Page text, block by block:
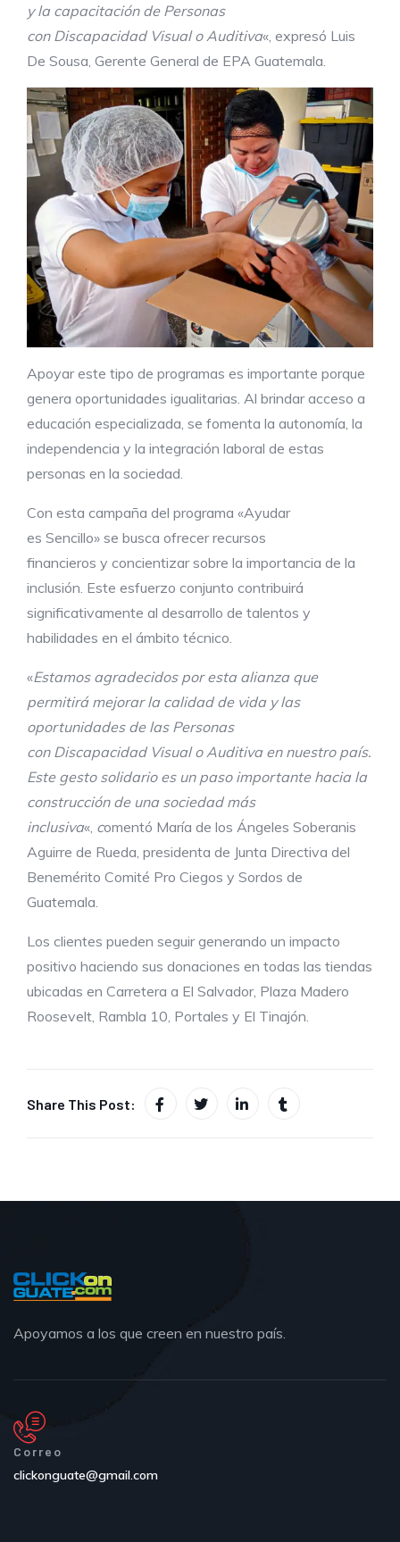
y la capacitación de Personas
con Discapacidad Visual o Auditiva«, expresó Luis
De Sousa, Gerente General de EPA Guatemala.
Apoyar este tipo de programas es importante porque
genera oportunidades igualitarias. Al brindar acceso a
educación especializada, se fomenta la autonomía, la
independencia y la integración laboral de estas
personas en la sociedad.
Con esta campaña del programa «Ayudar
es Sencillo» se busca ofrecer recursos
financieros y concientizar sobre la importancia de la
inclusión. Este esfuerzo conjunto contribuirá
significativamente al desarrollo de talentos y
habilidades en el ámbito técnico.
«Estamos agradecidos por esta alianzaque
permitirá mejorar la calidad de vida y las
oportunidades de las Personas
con Discapacidad Visual o Auditiva en nuestro país.
Este gesto solidario es un paso importante hacia la
construcción de una sociedad más
inclusiva«, comentó María de los Ángeles Soberanis
Aguirre de Rueda, presidenta de Junta Directiva del
Benemérito Comité Pro Ciegos y Sordos de
Guatemala.
Los clientes pueden seguir generando un impacto
positivo haciendo sus donaciones en todas las tiendas
ubicadas en Carretera a El Salvador, Plaza Madero
Roosevelt, Rambla 10, Portales y El Tinajón.
Share This Post:
Apoyamos a los que creen en nuestro país.
Correo
clickonguate@gmail.com